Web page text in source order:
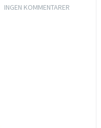
INGEN KOMMENTARER